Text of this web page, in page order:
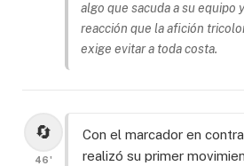
algo que sacuda a su equipo
reacción que la afición
exige evitar a toda costa.
🔄
46'
Con el marcador en
realizó su primer